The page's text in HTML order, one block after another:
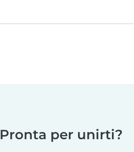
Pronta per unirti?